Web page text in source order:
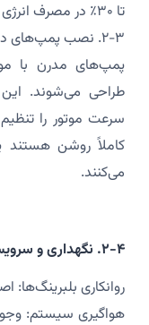
تا ۳۰٪ در مصرف انرژی صرفه‌جویی می‌شود.
۲-۳. نصب پمپ‌های دور متغیر
طراحی می‌شوند.
سرعت موتور را
کاملاً روشن هستند
می‌کنند.
۲-۴. نگهداری و سرویس دوره‌ای
روانکاری
هواگیری سیستم: